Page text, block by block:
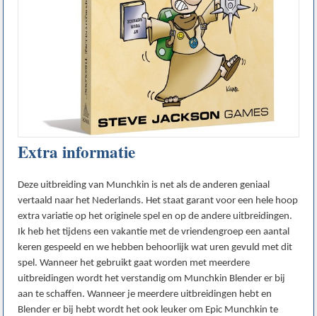
Extra informatie
Deze uitbreiding van Munchkin is net als de anderen geniaal
vertaald naar het Nederlands. Het staat garant voor een hele hoop
extra variatie op het originele spel en op de andere uitbreidingen.
Ik heb het tijdens een vakantie met de vriendengroep een aantal
keren gespeeld en we hebben behoorlijk wat uren gevuld met dit
spel. Wanneer het gebruikt gaat worden met meerdere
uitbreidingen wordt het verstandig om Munchkin Blender er bij
aan te schaffen. Wanneer je meerdere uitbreidingen hebt en
Blender er bij hebt wordt het ook leuker om Epic Munchkin te